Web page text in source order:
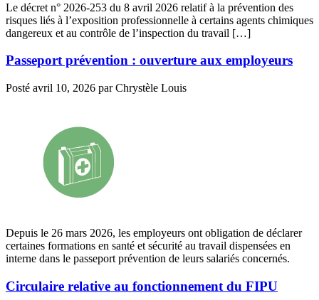
Le décret n° 2026-253 du 8 avril 2026 relatif à la prévention des
risques liés à l’exposition professionnelle à certains agents chimiques
dangereux et au contrôle de l’inspection du travail […]
Passeport prévention : ouverture aux employeurs
Posté avril 10, 2026 par Chrystèle Louis
Depuis le 26 mars 2026, les employeurs ont obligation de déclarer
certaines formations en santé et sécurité au travail dispensées en
interne dans le passeport prévention de leurs salariés concernés.
Circulaire relative au fonctionnement du FIPU